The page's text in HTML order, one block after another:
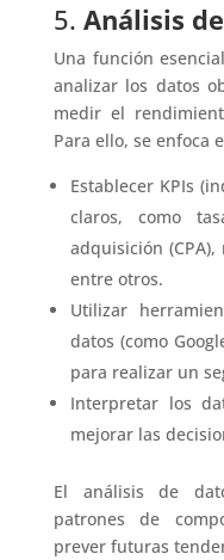
5. Análisis
Una función
analizar los datos
medir el
Para ello, se enfoca
Establecer KPIs
claros, como
adquisición
entre otros.
Utilizar
datos (como
para realizar un
Interpretar los
mejorar las
El análisis de
patrones de
prever futuras